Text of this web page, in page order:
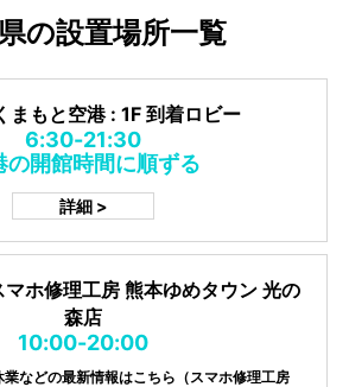
の設置場所一覧
まもと空港 : 1F 到着ロビー
6:30-21:30
の開館時間に順ずる
詳細 >
ホ修理工房 熊本ゆめタウン 光の
森店
10:00-20:00
などの最新情報はこちら（スマホ修理工房